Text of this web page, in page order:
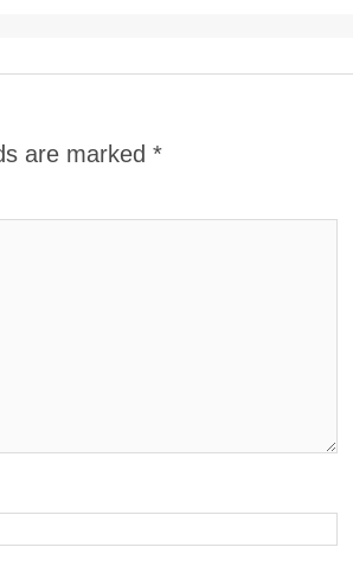
are marked *